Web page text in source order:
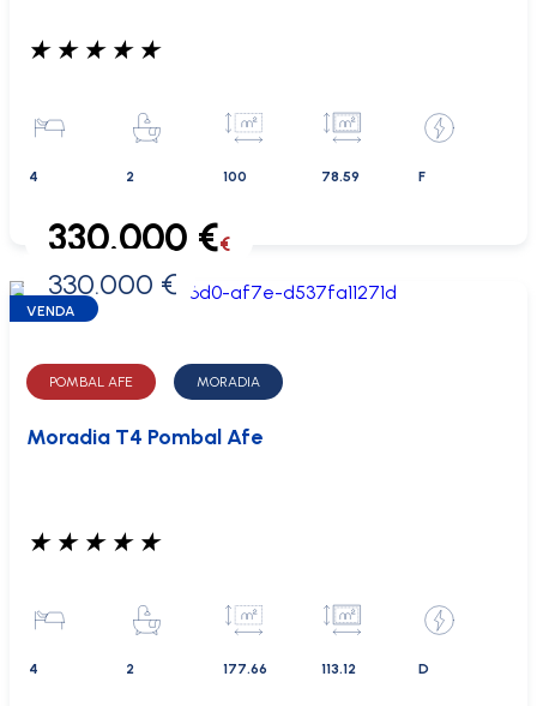
★ ★ ★ ★ ★
4 2 100 78.59 F
0 €
330.000 €€
330.000 €
VENDA
POMBAL AFE MORADIA
Moradia T4 Pombal Afe
★ ★ ★ ★ ★
4 2 177.66 113.12 D